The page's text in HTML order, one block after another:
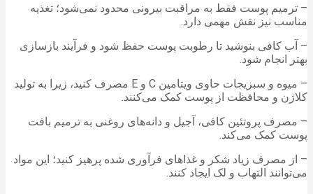
– ترمیم پوست فقط به مراقبت بیرونی محدود نمی‌شود؛ تغذیه
مناسب نیز نقش مهمی دارد.
– آب کافی بنوشید تا رطوبت پوست حفظ شود و فرآیند بازسازی
بهتر انجام شود.
– میوه و سبزیجات حاوی ویتامین C و E مصرف کنید، زیرا به تولید
کلاژن و محافظت از پوست کمک می‌کنند.
– مصرف پروتئین کافی، آجیل و دانه‌های روغنی به ترمیم بافت
پوست کمک می‌کند.
– از مصرف زیاد شکر و غذاهای فرآوری شده پرهیز کنید؛ این مواد
می‌توانند التهاب و لک ایجاد کنند.